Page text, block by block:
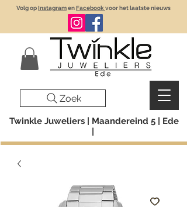
Twinkle Juweliers | Maandereind 5 | Ede
Volg opInstagramenFacebook voor het laatste nieuws
Zoek